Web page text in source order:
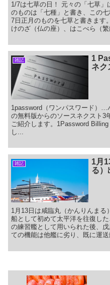
1/7は七草の日！ 元々の「七草」
のものは「七種」と書き、この
7日正月のものを七草と書きます
けのざ（仏の座）、はこべら（
雑記
1
ネク
1password（ワンパスワード）…
の無料版からのソースネクスト3
ご紹介します。1Password
し...
雑記
1月
る）
1月13日は咸臨丸（かんりんま
船として初めて太平洋を往復し
の練習艦として用いられた後、
ての機能は他艦に劣り、既に運